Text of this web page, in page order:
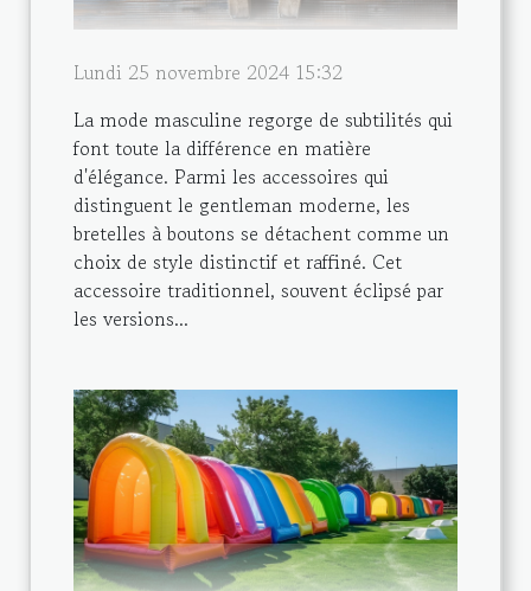
Lundi 25 novembre 2024 15:32
La mode masculine regorge de subtilités qui
font toute la différence en matière
d'élégance. Parmi les accessoires qui
distinguent le gentleman moderne, les
bretelles à boutons se détachent comme un
choix de style distinctif et raffiné. Cet
accessoire traditionnel, souvent éclipsé par
les versions...